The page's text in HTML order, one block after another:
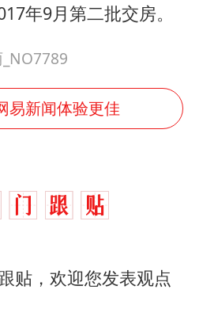
年9月第二批交房。
易新闻体验更佳
贴，欢迎您发表观点